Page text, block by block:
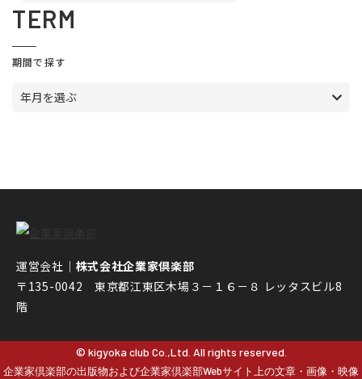
TERM
期間で探す
年月を選ぶ
運営会社｜ 株式会社企業家倶楽部
〒135-0042 東京都江東区木場３－１６－８ レッタスビル8
階
© kigyoka club Co.,Ltd. All rights reserved.
企業家倶楽部の出版物および企業家倶楽部Webサイト上の文章・画像・映像